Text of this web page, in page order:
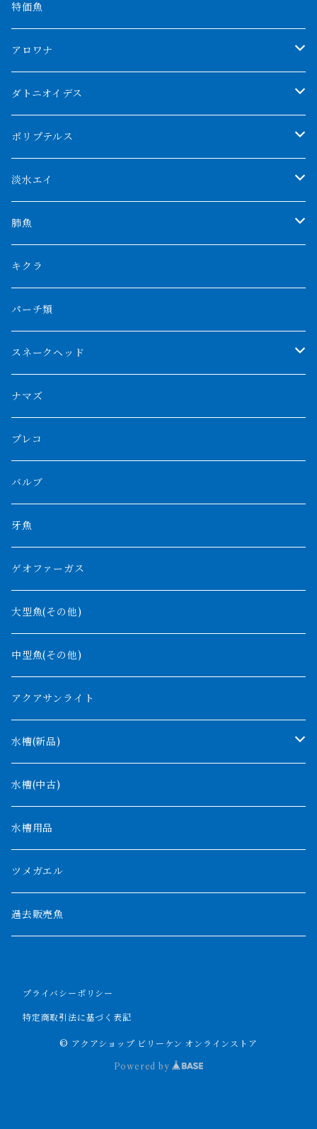
特価魚
アロワナ
クンパイ
アブソリュートレッド
AGUS スーパーレッドF4
特殊アロワナ
厳選 過背金龍
フルゴールデンクロスバック
ブルーベースクロスバック
BILLY-KENオリジナルブランド紅龍
チョッパーレッド
ブルレッド
その他アジアアロワナ
特殊個体
紅龍
バンジャール
シルバーアロワナ
ブラックアロワナ
ノーザンバラムンディ
その他アロワナ
ダトニオイデス
シャムタイガー
特殊ダトニオ
ダトニオプラスワン
リアルバンド
フォークバンド
フォーバータイガー
メニーバータイガー
ニューギニアダトニオ
ポリプテルス
モンスターポリプ
特殊ポリプ
プラチナ個体
ショート個体
ハイブリッドポリプ
エンドリケリー
ギニア
ナイジェリア
ナイルビチャー
ナポレオンビチャー
バロ川
ビキールビキール
トゥルカナ湖
オモ川
タンガニーカビチャー
アンソルギー
コウロントン
ラプラディ
ギニア
ナイジェリア
コンギクス
オルナティピンニス
コンゴ
タンガニーカ
ウィークシー
モケレンベンベ
デルヘッジ
ザイールグリーン
パルマス
ポーリー
セネガルス
ナイル川
ブリードポリプ
エンドリケリー
淡水エイ
シナガワダイヤ
ダイヤモンドポルカ
クロコダイル
その他淡水エイ
肺魚
ネオケラ
その他肺魚
キクラ
パーチ類
スネークヘッド
チャンナバルカ
大型スネークヘッド
中型スネークヘッド
小型スネークヘッド
ナマズ
プレコ
バルブ
牙魚
ゲオファーガス
大型魚(その他)
中型魚(その他)
アクアサンライト
水槽(新品)
1200mm以下
1500mm
1800mm
2000mm以上
水槽(中古)
水槽用品
ツメガエル
過去販売魚
プライバシーポリシー
特定商取引法に基づく表記
© アクアショップ ビリーケン オンラインストア
Powered by